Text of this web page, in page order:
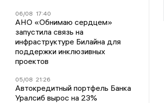
06/08 17:40
АНО «Обнимаю сердцем»
запустила связь на
инфраструктуре Билайна для
поддержки инклюзивных
проектов
05/08 21:26
Автокредитный портфель Банка
Уралсиб вырос на 23%